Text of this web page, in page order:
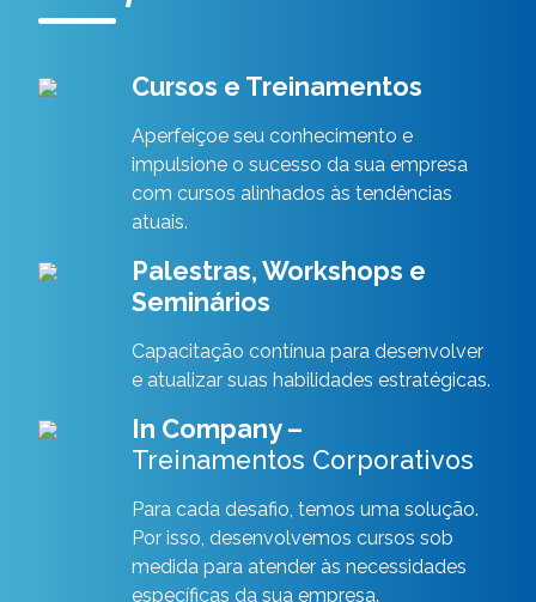
Cursos e Treinamentos
Aperfeiçoe seu conhecimento e
impulsione o sucesso da sua empresa
com cursos alinhados às tendências
atuais.
Palestras, Workshops e
Seminários
Capacitação contínua para desenvolver
e atualizar suas habilidades estratégicas.
In Company –
Treinamentos Corporativos
Para cada desafio, temos uma solução.
Por isso, desenvolvemos cursos sob
medida para atender às necessidades
específicas da sua empresa.